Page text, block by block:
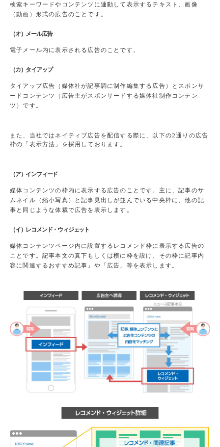
検索キーワードやコンテンツに連動して表示するテキスト、画像
（動画）形式の広告のことです。
（オ）メール広告
電子メール内に表示される広告のことです。
（カ）タイアップ
タイアップ広告（媒体社が記事調に制作編集する広告）とスポンサ
ードコンテンツ（広告主がスポンサードする媒体社制作コンテン
ツ）です。
また、当社ではネイティブ広告を配信する際に、以下の2通りの広告
枠の「表示方法」を採用しております。
（ア）インフィード
媒体コンテンツの枠内に表示する広告のことです。主に、記事のサ
ムネイル（縮小写真）と記事見出しが並んでいる中央枠に、他の記
事と同じような体裁で広告を表示します。
（イ）レコメンド・ウィジェット
媒体コンテンツページ内に設置するレコメンド枠に表示する広告の
ことです。記事本文の真下もしくは横に枠を設け、その枠に記事内
容に関連するおすすめ記事」や「広告」等を表示します。